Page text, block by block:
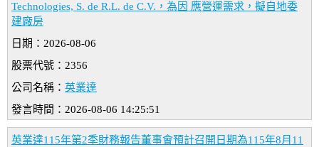
Technologies, S. de R.L. de C.V.，為因 應營運需求，擬自地委
建廠房
日期：2026-08-06
股票代號：2356
公司名稱： 英業達
發言時間：2026-08-06 14:25:51
英業達115年第2季財務報告董事會預計召開日期為115年8月11